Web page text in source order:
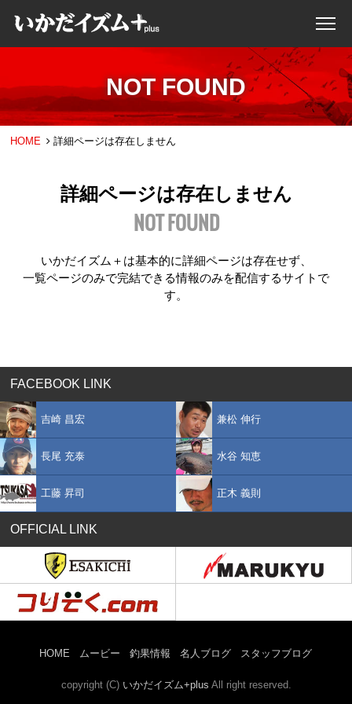
NOT FOUND
HOME 詳細ページは存在しません
詳細ページは存在しません
NOT FOUND
いかだイズム＋は基本的に詳細ページは存在せず、
一覧ページのみで完結できる情報のみを配信するサイトで
す。
FACEBOOK LINK
吉崎 昌宏 兼松 伸行
長尾 充泰 水谷 知恵
工藤 昇司 正木 義則
OFFICIAL LINK
HOME ムービー 釣果情報 名人ブログ スタッフブログ
copyright (C) いかだイズム+plus All right reserved.